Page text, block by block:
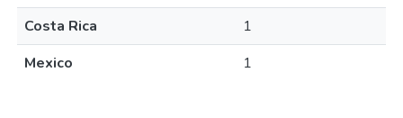
Costa Rica
1
Mexico
1